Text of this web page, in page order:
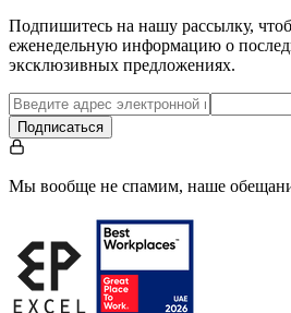
Подпишитесь на нашу рассылку,
еженедельную информацию о
эксклюзивных предложениях.
Подписаться
Мы вообще не спамим, наше